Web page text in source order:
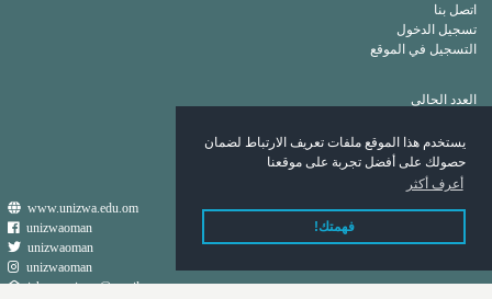
يستخدم هذا الموقع ملفات تعريف الارتباط لضمان
حصولك على أفضل تجربة على موقعنا
أعرف أكثر
فهمتك!
اتصل بنا
تسجيل الدخول
التسجيل في الموقع
العدد الحالي
قائمة الكلمات الرئيسة
قائمة المؤلفين
www.unizwa.edu.om
unizwaoman
unizwaoman
unizwaoman
ishraqa.nizwa@gmail.com